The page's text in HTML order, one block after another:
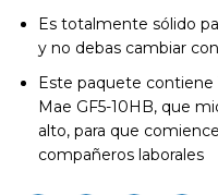
Es totalmente sólido
y no debas cambiar
Este paquete
Mae GF5-10HB, que
alto, para que
compañeros laborales